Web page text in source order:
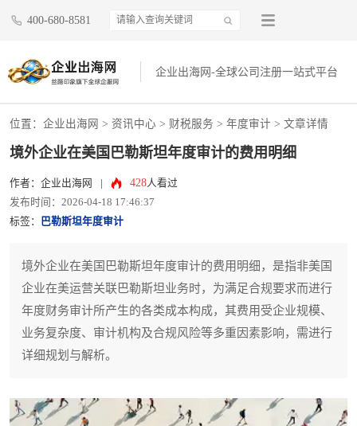
400-680-8581
企业出海网-全球公司注册一站式平台
位置： 企业出海网 > 资讯中心 > 财税服务 > 年度审计 > 文章详情
境外企业在美国巴勒斯坦年度审计的费用明细
作者：企业出海网 428人看过
发布时间：2026-04-18 17:46:37
标签：
巴勒斯坦年度审计
境外企业在美国巴勒斯坦年度审计的费用明细，是指非美国
企业在美运营关联巴勒斯坦业务时，为满足合规要求而进行
年度财务审计所产生的各类成本构成，其费用受企业规模、
业务复杂度、审计机构及合规风险等多重因素影响，需进行
详细规划与解析。